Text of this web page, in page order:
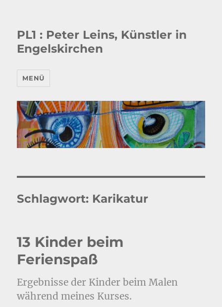
PL1 : Peter Leins, Künstler in
Engelskirchen
MENÜ
Schlagwort: Karikatur
13 Kinder beim
Ferienspaß
Ergebnisse der Kinder beim Malen
während meines Kurses.